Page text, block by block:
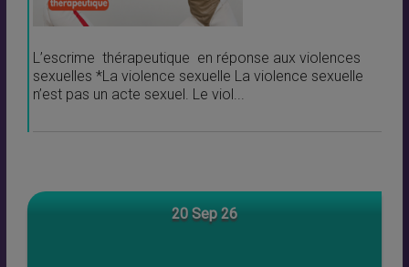
L’escrime thérapeutique en réponse aux violences
sexuelles *La violence sexuelle La violence sexuelle
n’est pas un acte sexuel. Le viol...
20 Sep 26